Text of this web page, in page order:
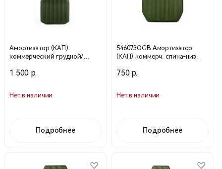
Амортизатор (КАП)
коммерческий грудной/
1 500 р.
Нет в наличии
Подробнее
546073OGB Амортизатор
(КАП) коммерч. спина-низ
750 р.
Нет в наличии
Подробнее